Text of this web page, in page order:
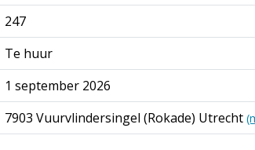
247
Te huur
1 september 2026
7903 Vuurvlindersingel (Rokade) Utrecht